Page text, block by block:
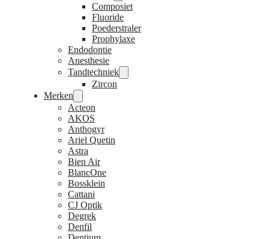
Composiet
Fluoride
Poederstraler
Prophylaxe
Endodontie
Anesthesie
Tandtechniek
Zircon
Merken
Acteon
AKOS
Anthogyr
Ariel Quetin
Astra
Bien Air
BlancOne
Bossklein
Cattani
CJ Optik
Degrek
Denfil